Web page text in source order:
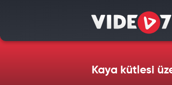
Kaya kütlesi